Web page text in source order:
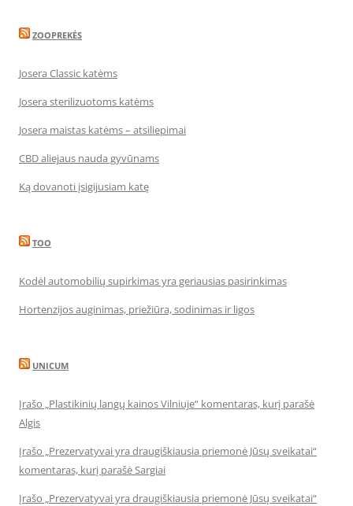
ZOOPREKĖS
Josera Classic katėms
Josera sterilizuotoms katėms
Josera maistas katėms – atsiliepimai
CBD aliejaus nauda gyvūnams
Ką dovanoti įsigijusiam katę
TOO
Kodėl automobilių supirkimas yra geriausias pasirinkimas
Hortenzijos auginimas, priežiūra, sodinimas ir ligos
UNICUM
Įrašo „Plastikinių langų kainos Vilniuje“ komentaras, kurį parašė
Algis
Įrašo „Prezervatyvai yra draugiškiausia priemonė Jūsų sveikatai“
komentaras, kurį parašė Sargiai
Įrašo „Prezervatyvai yra draugiškiausia priemonė Jūsų sveikatai“